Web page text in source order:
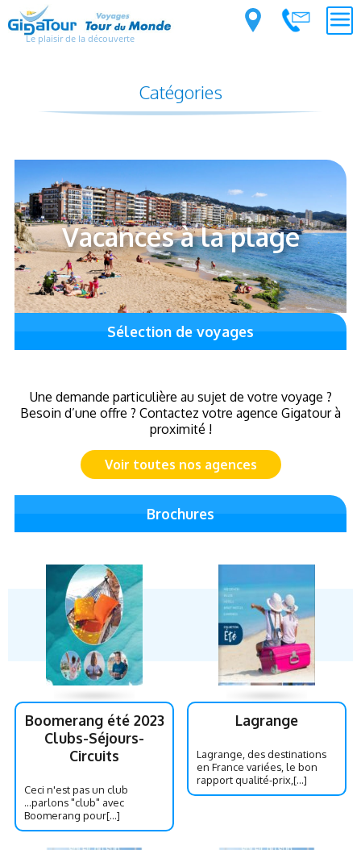
Le plaisir de la découverte
Catégories
Vacances à la plage
Sélection de voyages
Une demande particulière au sujet de votre voyage ?
Besoin d’une offre ? Contactez votre agence Gigatour à
proximité !
Voir toutes nos agences
Brochures
Boomerang été 2023
Clubs-Séjours-
Circuits
Ceci n'est pas un club
...parlons "club" avec
Boomerang pour[...]
Lagrange
Lagrange, des destinations
en France variées, le bon
rapport qualité-prix,[...]